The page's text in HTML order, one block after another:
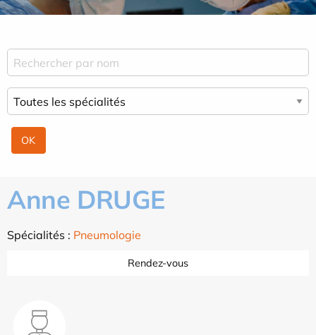
Anne DRUGE
Spécialités : Pneumologie
Rendez-vous